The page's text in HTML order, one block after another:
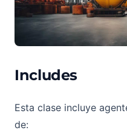
Includes
Esta clase incluye
de: